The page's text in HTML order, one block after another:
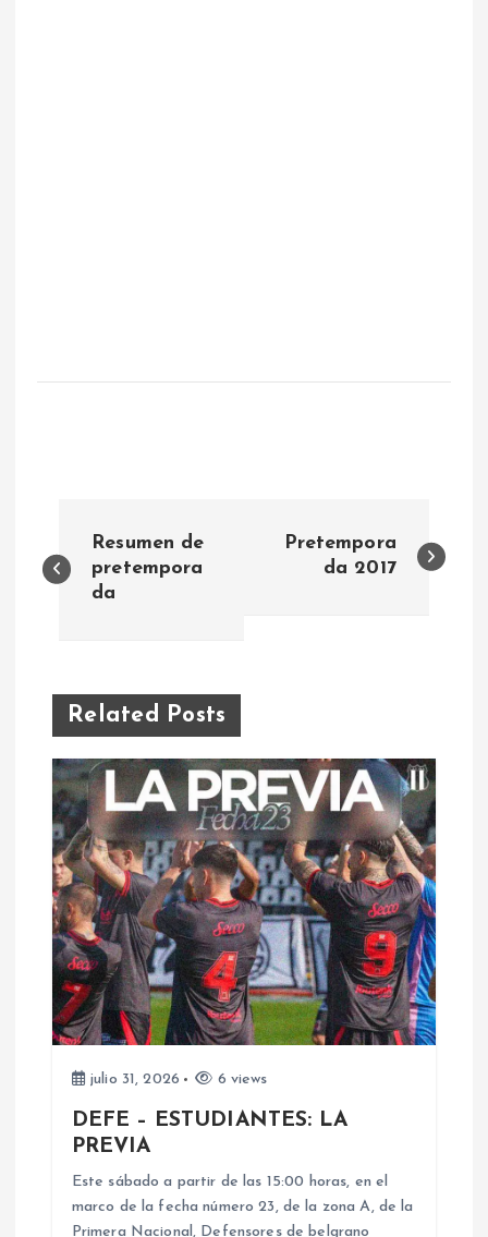
a
e
g
a
c
ó
n
d
Resumen de
pretempora
da
Pretempora
da 2017
Related Posts
julio 31, 2026 6 views
DEFE – ESTUDIANTES: LA
PREVIA
Este sábado a partir de las 15:00 horas, en el
marco de la fecha número 23, de la zona A, de la
Primera Nacional, Defensores de belgrano